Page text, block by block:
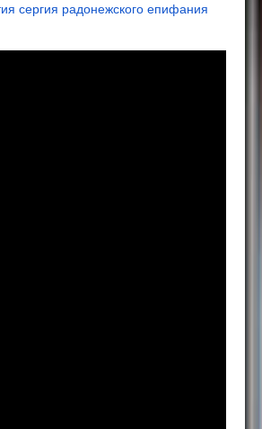
сергия радонежского епифания